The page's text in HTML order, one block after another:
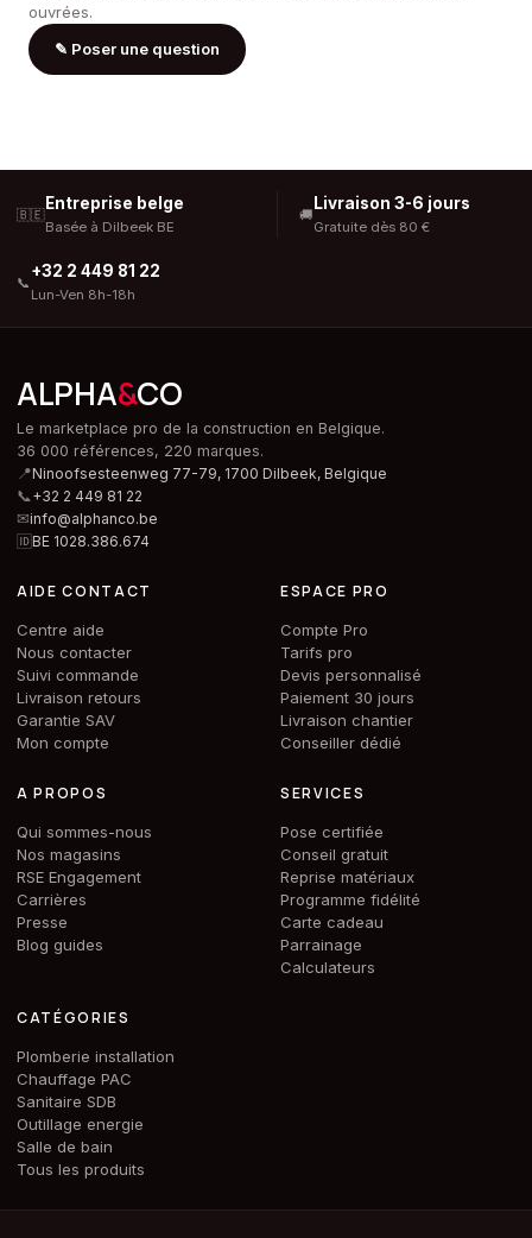
ouvrées.
✎ Poser une question
🇧🇪
Entreprise belge
Basée à Dilbeek BE
🚚
Livraison 3-6 jours
Gratuite dès 80 €
📞
+32 2 449 81 22
Lun-Ven 8h-18h
ALPHA&CO
Le marketplace pro de la construction en Belgique.
36 000 références, 220 marques.
📍Ninoofsesteenweg 77-79, 1700 Dilbeek, Belgique
📞+32 2 449 81 22
✉info@alphanco.be
🆔BE 1028.386.674
AIDE CONTACT
Centre aide
Nous contacter
Suivi commande
Livraison retours
Garantie SAV
Mon compte
ESPACE PRO
Compte Pro
Tarifs pro
Devis personnalisé
Paiement 30 jours
Livraison chantier
Conseiller dédié
A PROPOS
Qui sommes-nous
Nos magasins
RSE Engagement
Carrières
Presse
Blog guides
SERVICES
Pose certifiée
Conseil gratuit
Reprise matériaux
Programme fidélité
Carte cadeau
Parrainage
Calculateurs
CATÉGORIES
Plomberie installation
Chauffage PAC
Sanitaire SDB
Outillage energie
Salle de bain
Tous les produits